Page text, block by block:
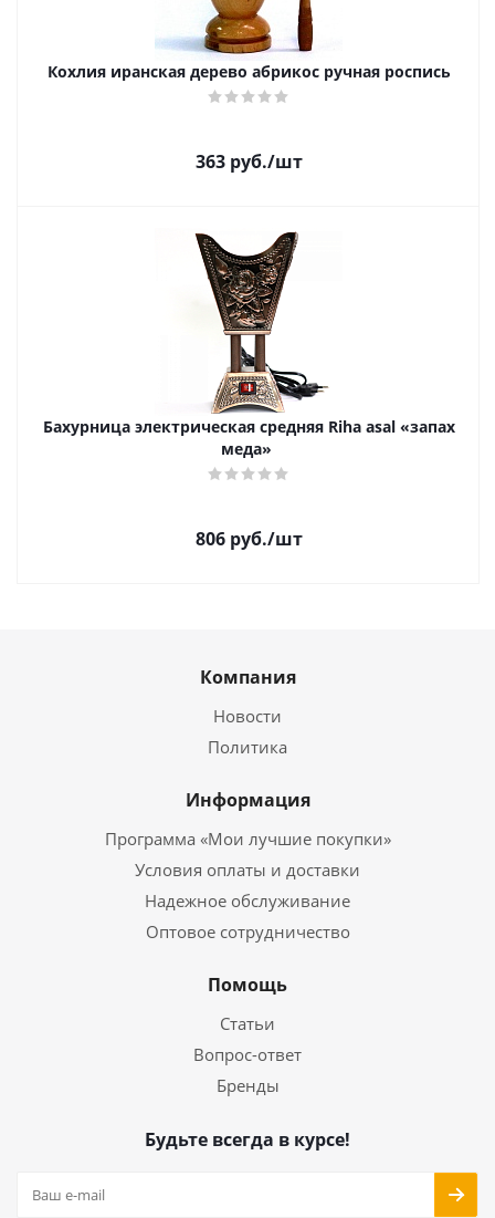
Кохлия иранская дерево абрикос ручная роспись
363руб./шт
Бахурница электрическая средняя Riha asal «запах
меда»
806руб./шт
Компания
Новости
Политика
Информация
Программа «Мои лучшие покупки»
Условия оплаты и доставки
Надежное обслуживание
Оптовое сотрудничество
Помощь
Статьи
Вопрос-ответ
Бренды
Будьте всегда в курсе!